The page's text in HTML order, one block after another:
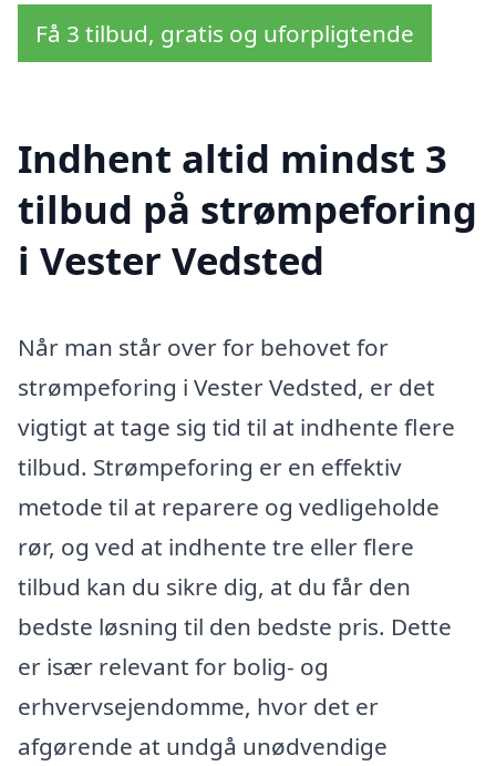
Få 3 tilbud, gratis og uforpligtende
Indhent altid mindst 3
tilbud på strømpeforing
i Vester Vedsted
Når man står over for behovet for
strømpeforing i Vester Vedsted, er det
vigtigt at tage sig tid til at indhente flere
tilbud. Strømpeforing er en effektiv
metode til at reparere og vedligeholde
rør, og ved at indhente tre eller flere
tilbud kan du sikre dig, at du får den
bedste løsning til den bedste pris. Dette
er især relevant for bolig- og
erhvervsejendomme, hvor det er
afgørende at undgå unødvendige